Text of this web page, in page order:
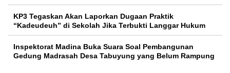
KP3 Tegaskan Akan Laporkan Dugaan Praktik
“Kadeudeuh” di Sekolah Jika Terbukti Langgar Hukum
Inspektorat Madina Buka Suara Soal Pembangunan
Gedung Madrasah Desa Tabuyung yang Belum Rampung